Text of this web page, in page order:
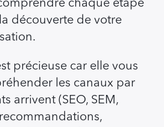
chaque étape
découverte de votre
précieuse car elle vous
les canaux par
arrivent (SEO, SEM,